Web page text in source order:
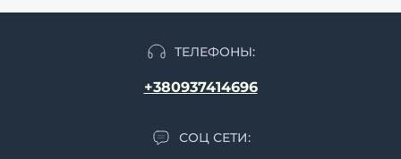
ТЕЛЕФОНЫ:
+380937414696
СОЦ СЕТИ: